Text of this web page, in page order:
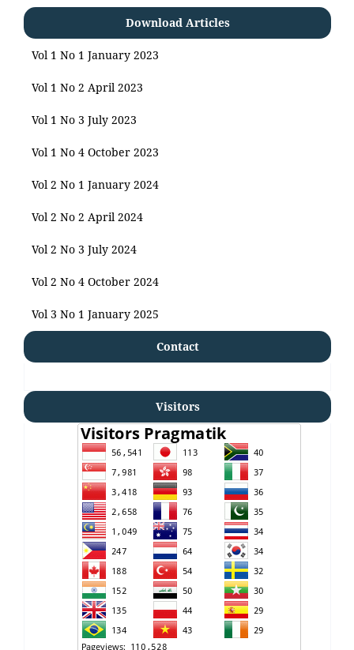
Download Articles
Vol 1 No 1 January 2023
Vol 1 No 2 April 2023
Vol 1 No 3 July 2023
Vol 1 No 4 October 2023
Vol 2 No 1 January 2024
Vol 2 No 2 April 2024
Vol 2 No 3 July 2024
Vol 2 No 4 October 2024
Vol 3 No 1 January 2025
Contact
Visitors